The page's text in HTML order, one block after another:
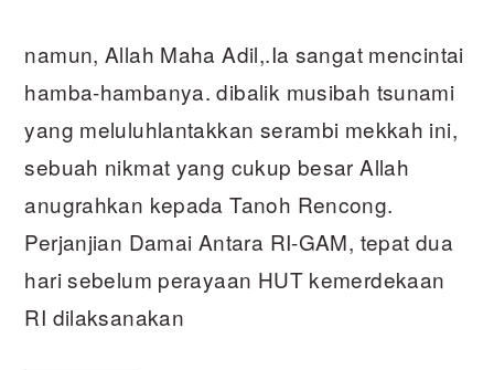
namun, Allah Maha Adil,.Ia sangat mencintai
hamba-hambanya. dibalik musibah tsunami
yang meluluhlantakkan serambi mekkah ini,
sebuah nikmat yang cukup besar Allah
anugrahkan kepada Tanoh Rencong.
Perjanjian Damai Antara RI-GAM, tepat dua
hari sebelum perayaan HUT kemerdekaan
RI dilaksanakan